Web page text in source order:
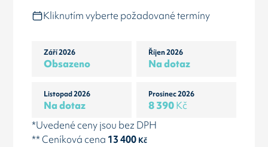
Kliknutím vyberte požadované termíny
Září 2026
Obsazeno
Říjen 2026
Na dotaz
Listopad 2026
Na dotaz
Prosinec 2026
8 390Kč
*Uvedené ceny jsou bez DPH
** Ceníková cena 13 400Kč